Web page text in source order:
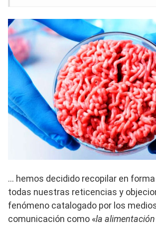
… hemos decidido recopilar en
todas nuestras reticencias y
fenómeno catalogado por los
comunicación como «la